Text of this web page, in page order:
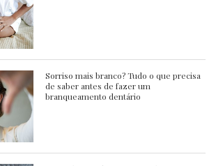
Sorriso mais branco? Tudo o que precisa
de saber antes de fazer um
branqueamento dentário